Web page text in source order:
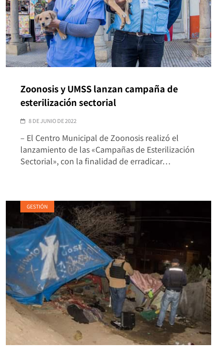
Zoonosis y UMSS lanzan campaña de
esterilización sectorial
8 DE JUNIO DE 2022
– El Centro Municipal de Zoonosis realizó el
lanzamiento de las «Campañas de Esterilización
Sectorial», con la finalidad de erradicar…
GESTIÓN